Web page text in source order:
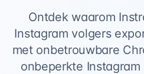
Ontdek waarom
Instagram volgers
met onbetrouwbare
onbeperkte